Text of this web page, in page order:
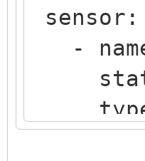
sensor:
-
type: